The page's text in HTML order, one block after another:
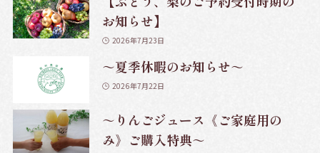
お知らせ】
2026年7月23日
～夏季休暇のお知らせ～
2026年7月22日
～りんごジュース《ご家庭用の
み》ご購入特典～